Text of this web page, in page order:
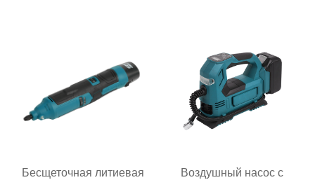
Бесщеточная литиевая
Воздушный насос с